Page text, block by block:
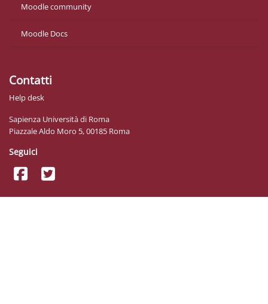
Moodle community
Moodle Docs
Contatti
Help desk
Sapienza Università di Roma
Piazzale Aldo Moro 5, 00185 Roma
Seguici